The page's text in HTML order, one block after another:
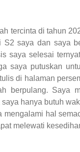
tercinta di tahun
S2 saya dan saya
saya selesai
saya putuskan
di halaman
berpulang. Saya
hanya butuh
mengalami hal
melewati